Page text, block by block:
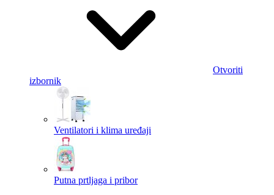
Otvoriti
izbornik
Ventilatori i klima uređaji
Putna prtljaga i pribor